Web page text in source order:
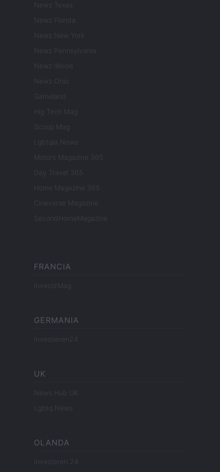
Newz Texas
Newz Florida
Newz New York
Newz Pennsylvania
Newz Illinois
Newz Ohio
Gameland
Hig Tech Mag
Scoop Mag
Lgbtqia News
Motors Magazine 365
Day Travel 365
Home Magazine 365
Cineverse Magazine
SecondHomeMagazine
FRANCIA
InvestirMag
GERMANIA
Investieren24
UK
News Hub UK
Lgbtq News
OLANDA
Investeren 24